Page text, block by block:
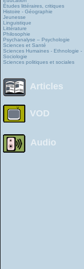
Études littéraires, critiques
Histoire - Géographie
Jeunesse
Linguistique
Littérature
Philosophie
Psychanalyse – Psychologie
Sciences et Santé
Sciences Humaines - Ethnologie -
Sociologie
Sciences politiques et sociales
Articles
VOD
Audio